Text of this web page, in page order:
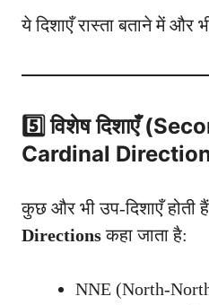
ये दिशाएँ रास्ता बताने में और
5️⃣ विशेष दिशाएँ
Cardinal
कुछ और भी उप-दिशाएँ होती
Directionsकहा जाता है:
NNE (North-